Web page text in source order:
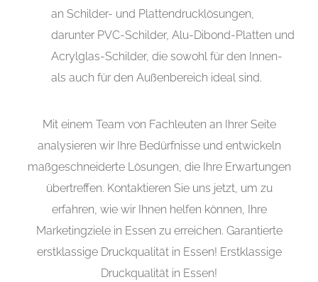
an Schilder- und Plattendrucklösungen,
darunter PVC-Schilder, Alu-Dibond-Platten und
Acrylglas-Schilder, die sowohl für den Innen-
als auch für den Außenbereich ideal sind.
Mit einem Team von Fachleuten an Ihrer Seite
analysieren wir Ihre Bedürfnisse und entwickeln
maßgeschneiderte Lösungen, die Ihre Erwartungen
übertreffen. Kontaktieren Sie uns jetzt, um zu
erfahren, wie wir Ihnen helfen können, Ihre
Marketingziele in Essen zu erreichen. Garantierte
erstklassige Druckqualität in Essen! Erstklassige
Druckqualität in Essen!